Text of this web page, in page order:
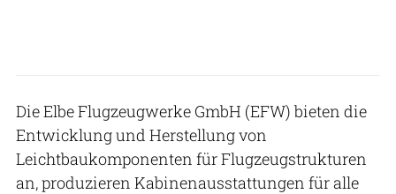
Die Elbe Flugzeugwerke GmbH (EFW) bieten die
Entwicklung und Herstellung von
Leichtbaukomponenten für Flugzeugstrukturen
an, produzieren Kabinenausstattungen für alle